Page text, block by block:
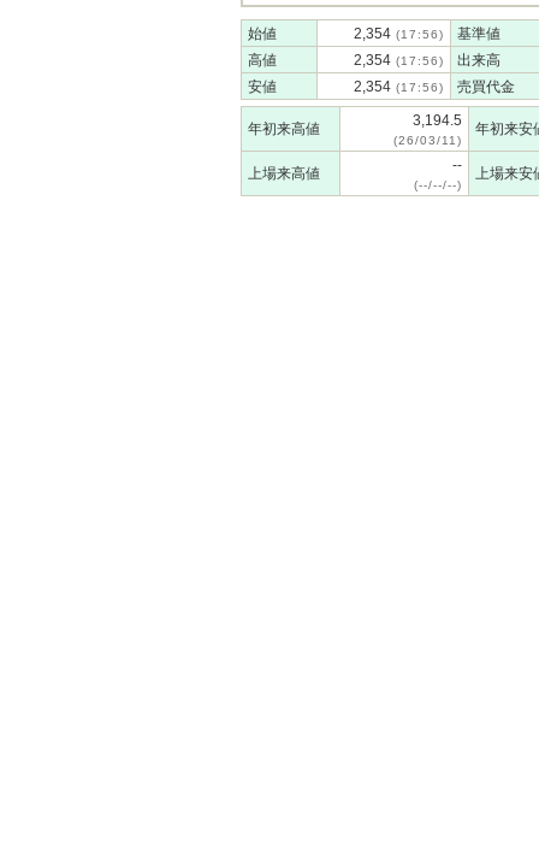
始値 2,354 (17:56)
基準値
高値
2,354 (17:56)
出来高
安値
2,354 (17:56) 売買代金
年初来高値 3,194.5
(26/03/11)
年初来安
上場来高値 --
(--/--/--)
上場来安